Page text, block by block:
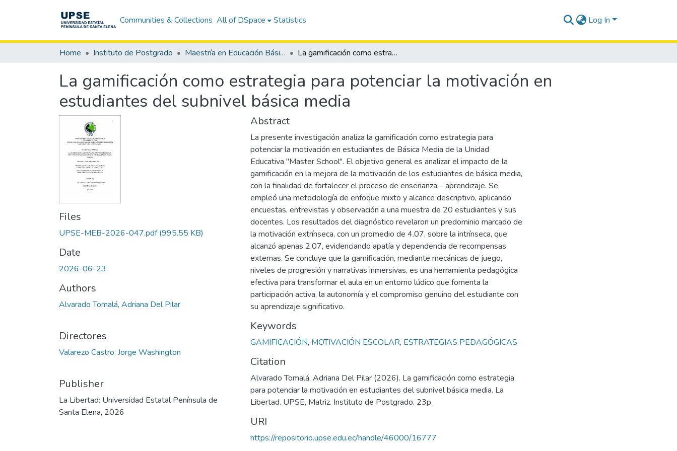
Communities & Collections All of DSpace Statistics Log In
Home Instituto de Postgrado Maestría en Educación Básica La gamificación como estrategia para potenciar la motivación en estudiantes del subnivel básica media
La gamificación como estrategia para potenciar la motivación en
estudiantes del subnivel básica media
Files
UPSE-MEB-2026-047.pdf(995.55 KB)
Date
2026-06-23
Authors
Alvarado Tomalá, Adriana Del Pilar
Directores
Valarezo Castro, Jorge Washington
Publisher
La Libertad: Universidad Estatal Península de
Santa Elena, 2026
Abstract
La presente investigación analiza la gamificación como estrategia para
potenciar la motivación en estudiantes de Básica Media de la Unidad
Educativa "Master School". El objetivo general es analizar el impacto de la
gamificación en la mejora de la motivación de los estudiantes de básica media,
con la finalidad de fortalecer el proceso de enseñanza – aprendizaje. Se
empleó una metodología de enfoque mixto y alcance descriptivo, aplicando
encuestas, entrevistas y observación a una muestra de 20 estudiantes y sus
docentes. Los resultados del diagnóstico revelaron un predominio marcado de
la motivación extrínseca, con un promedio de 4.07, sobre la intrínseca, que
alcanzó apenas 2.07, evidenciando apatía y dependencia de recompensas
externas. Se concluye que la gamificación, mediante mecánicas de juego,
niveles de progresión y narrativas inmersivas, es una herramienta pedagógica
efectiva para transformar el aula en un entorno lúdico que fomenta la
participación activa, la autonomía y el compromiso genuino del estudiante con
su aprendizaje significativo.
Keywords
GAMIFICACIÓN, MOTIVACIÓN ESCOLAR, ESTRATEGIAS PEDAGÓGICAS
Citation
Alvarado Tomalá, Adriana Del Pilar (2026). La gamificación como estrategia
para potenciar la motivación en estudiantes del subnivel básica media. La
Libertad. UPSE, Matriz. Instituto de Postgrado. 23p.
URI
https://repositorio.upse.edu.ec/handle/46000/16777